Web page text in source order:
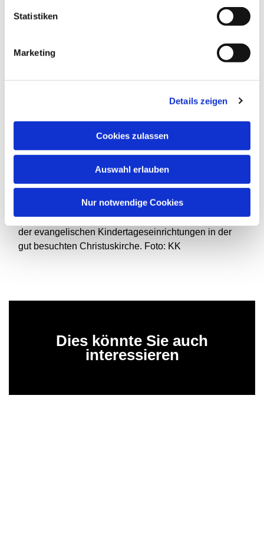
Statistiken
Marketing
Details zeigen
Cookies zulassen
Auswahl erlauben
Nur notwendige Cookies
Bildungsraum“.
Reuter: Im Mittelpunkt für die Gestaltung von Räumen
sollte die Eigenaktivität und somit die Selbstbildung
professionelle Haltung um die Bildungsprozesse der
Kinder wahrzunehmen und optimal zu unterstützen.
Nach diesem gelungenen Auftakt möchte Reuter nun
jährlich einen Fachtag zu aktuellen Themen
Eine erfolgreiche Premiere feierte der erste Fachtag
der evangelischen Kindertageseinrichtungen in der
gut besuchten Christuskirche. Foto: KK
Dies könnte Sie auch
interessieren